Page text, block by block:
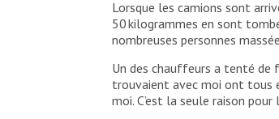
Lorsque les camions sont
50 kilogrammes en sont
nombreuses personnes
Un des chauffeurs a tenté de
trouvaient avec moi ont tous
moi. C’est la seule raison pour